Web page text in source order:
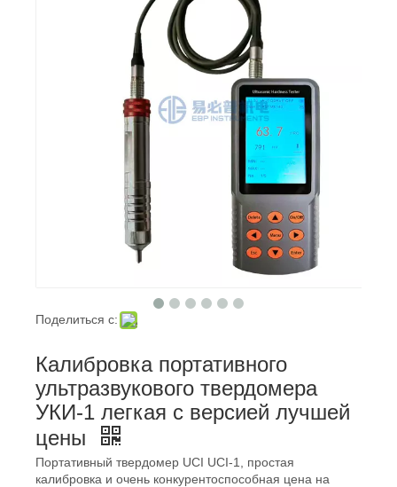
Поделиться с:
Калибровка портативного
ультразвукового твердомера
УКИ-1 легкая с версией лучшей
цены
Портативный твердомер UCI UCI-1, простая
калибровка и очень конкурентоспособная цена на